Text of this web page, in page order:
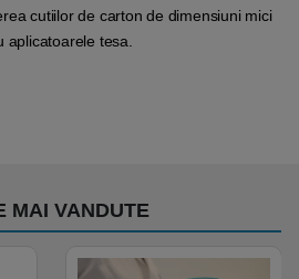
cutiilor de carton de dimensiuni mici
aplicatoarele tesa.
MAI VANDUTE